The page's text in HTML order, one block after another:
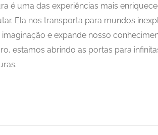
é uma das experiências mais
Ela nos transporta para mundos
imaginação e expande nosso
estamos abrindo as portas para